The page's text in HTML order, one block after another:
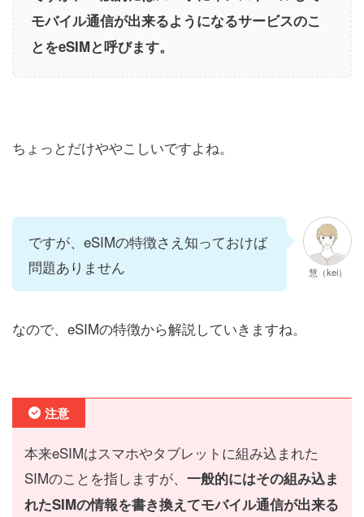
モバイル通信が出来るようになるサービスのこ
とをeSIMと呼びます。
ちょっとだけややこしいですよね。
ですが、eSIMの特徴さえ知っておけば
問題ありません
慧（kei）
なので、eSIMの特徴から解説していきますね。
注意
本来eSIMはスマホやタブレットに組み込まれた
SIMのことを指しますが、 一般的にはその組み込ま
れたSIMの情報を書き換えてモバイル通信が出来る